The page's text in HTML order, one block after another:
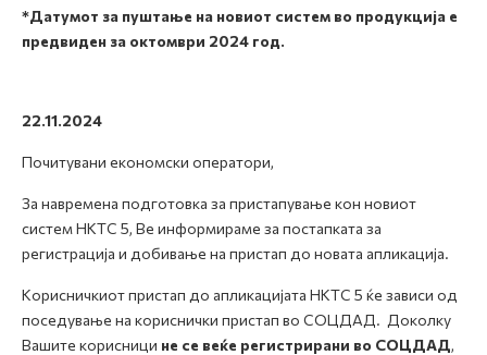
*Датумот за пуштање на новиот систем во продукција е
предвиден за октомври 2024 год.
22.11.2024
Почитувани економски оператори,
За навремена подготовка за пристапување кон новиот
систем НКТС 5, Ве информираме за постапката за
регистрација и добивање на пристап до новата апликација.
Корисничкиот пристап до апликацијата НКТС 5 ќе зависи од
поседување на кориснички пристап во СОЦДАД. Доколку
Вашите корисници не се веќе регистрирани во СОЦДАД,